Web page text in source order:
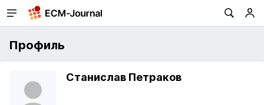
Профиль
Станислав Петраков